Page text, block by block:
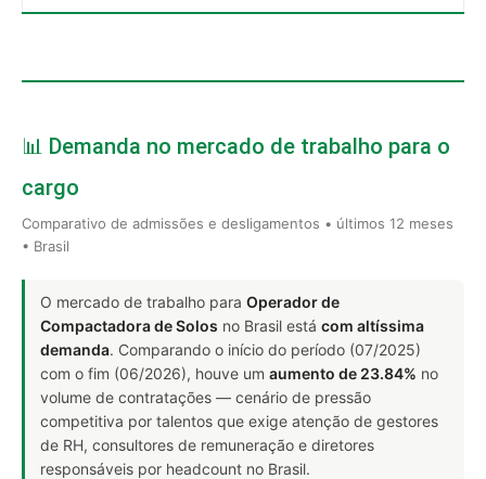
📊 Demanda no mercado de trabalho para o
cargo
Comparativo de admissões e desligamentos • últimos 12 meses
• Brasil
O mercado de trabalho para Operador de
Compactadora de Solos no Brasil está com altíssima
demanda. Comparando o início do período (07/2025)
com o fim (06/2026), houve um aumento de 23.84% no
volume de contratações — cenário de pressão
competitiva por talentos que exige atenção de gestores
de RH, consultores de remuneração e diretores
responsáveis por headcount no Brasil.